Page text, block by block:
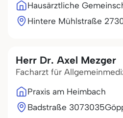
Hausärztliche
Hintere Mühlstraße 2
Herr Dr. Axel Mezger
Facharzt für
Praxis am Heimbach
Badstraße 3073035